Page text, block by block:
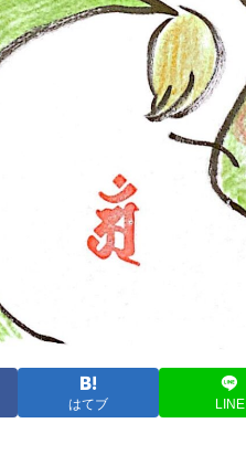
はてブ LINE